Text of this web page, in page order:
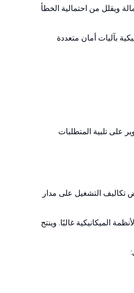
ويقلل من احتمالية الخطأ
بآليات أمان متعددة
على تلبية المتطلبات
تكاليف التشغيل على مدار
الميكانيكية غالبًا. وينتج